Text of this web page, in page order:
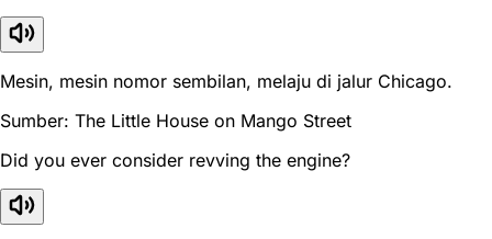
Mesin, mesin nomor sembilan, melaju di jalur Chicago.
Sumber: The Little House on Mango Street
Did you ever consider revving the engine?